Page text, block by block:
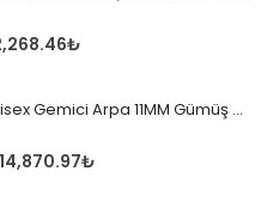
₺
Omar Silver Unisex Gemici Arpa 11MM Gümüş Kolye Zincir
14,870.97₺